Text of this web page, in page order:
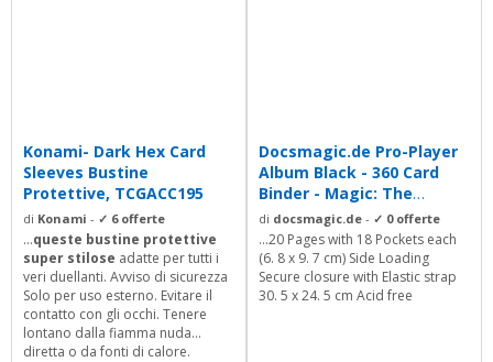
Konami- Dark Hex Card
Sleeves Bustine
Protettive, TCGACC195
di Konami - ✓ 6 offerte
...queste bustine protettive
super stilose adatte per tutti i
veri duellanti. Avviso di sicurezza
Solo per uso esterno. Evitare il
contatto con gli occhi. Tenere
lontano dalla fiamma nuda
diretta o da fonti di calore.
Docsmagic.de Pro-Player
Album Black - 360 Card
Binder - Magic: The
Gathering -...
di docsmagic.de - ✓ 0 offerte
...20 Pages with 18 Pockets each
(6. 8 x 9. 7 cm) Side Loading
Secure closure with Elastic strap
30. 5 x 24. 5 cm Acid free